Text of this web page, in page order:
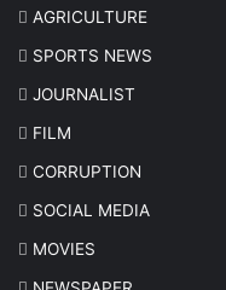
AGRICULTURE
SPORTS NEWS
JOURNALIST
FILM
CORRUPTION
SOCIAL MEDIA
MOVIES